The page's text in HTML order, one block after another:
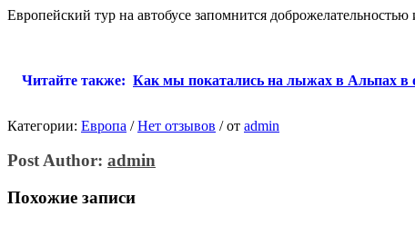
Европейский тур на автобусе запомнится
Читайте также: Как мы покатались на лыжах в Альпах в
Категории: Европа / Нет отзывов /от admin
Post Author: admin
Похожие записи